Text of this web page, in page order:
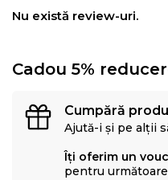
sunt valorile care
Nu există review-uri.
Cadou 5%
Cumpără
Ajută-i și pe alții
Îți oferim un
pentru